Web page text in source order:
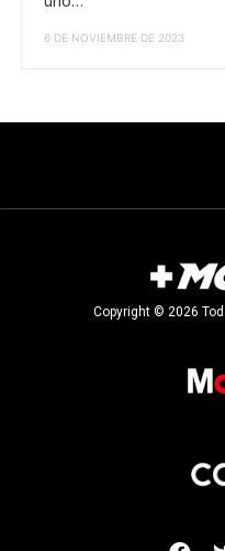
6 DE NOVIEMBRE DE 2023
Copyright © 2026